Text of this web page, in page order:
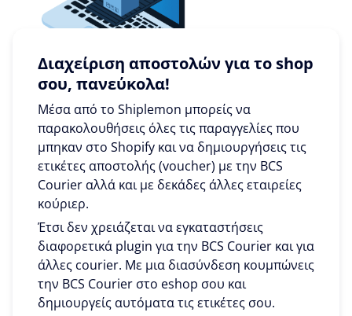
Διαχείριση αποστολών για το shop
σου, πανεύκολα!
Μέσα από το Shiplemon μπορείς να
παρακολουθήσεις όλες τις παραγγελίες που
μπηκαν στο Shopify και να δημιουργήσεις τις
ετικέτες αποστολής (voucher) με την BCS
Courier αλλά και με δεκάδες άλλες εταιρείες
κούριερ.
Έτσι δεν χρειάζεται να εγκαταστήσεις
διαφορετικά plugin για την BCS Courier και για
άλλες courier. Με μια διασύνδεση κουμπώνεις
την BCS Courier στο eshop σου και
δημιουργείς αυτόματα τις ετικέτες σου.